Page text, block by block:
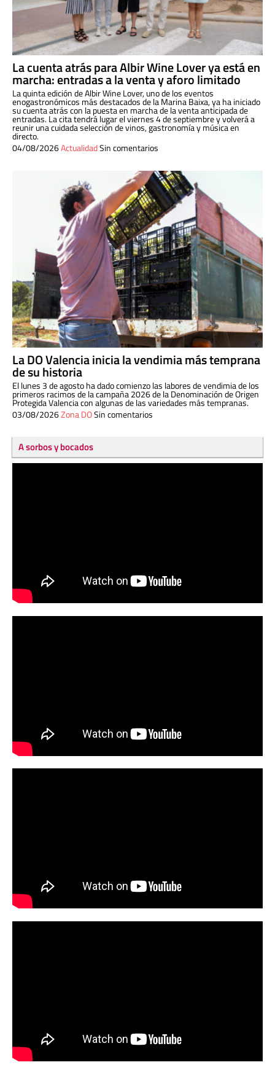
La cuenta atrás para Albir Wine Lover ya está en
marcha: entradas a la venta y aforo limitado
La quinta edición de Albir Wine Lover, uno de los eventos
enogastronómicos más destacados de la Marina Baixa, ya ha iniciado
su cuenta atrás con la puesta en marcha de la venta anticipada de
entradas. La cita tendrá lugar el viernes 4 de septiembre y volverá a
reunir una cuidada selección de vinos, gastronomía y música en
directo.
04/08/2026ActualidadSin comentarios
La DO Valencia inicia la vendimia más temprana
de su historia
El lunes 3 de agosto ha dado comienzo las labores de vendimia de los
primeros racimos de la campaña 2026 de la Denominación de Origen
Protegida Valencia con algunas de las variedades más tempranas.
03/08/2026Zona DOSin comentarios
A sorbos y bocados